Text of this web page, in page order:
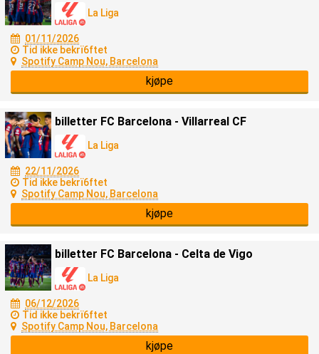
La Liga
01/11/2026
Tid ikke bekrï6ftet
Spotify Camp Nou, Barcelona
kjøpe
billetter FC Barcelona - Villarreal CF
La Liga
22/11/2026
Tid ikke bekrï6ftet
Spotify Camp Nou, Barcelona
kjøpe
billetter FC Barcelona - Celta de Vigo
La Liga
06/12/2026
Tid ikke bekrï6ftet
Spotify Camp Nou, Barcelona
kjøpe